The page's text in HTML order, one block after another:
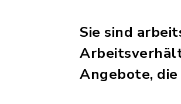
Sie sind
Angebote,